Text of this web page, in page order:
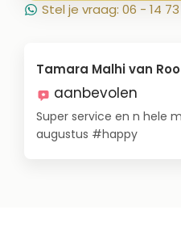
Stel je vraag: 06 - 14 73
Tamara Malhi van
aanbevolen
Super service en n hele
augustus #happy